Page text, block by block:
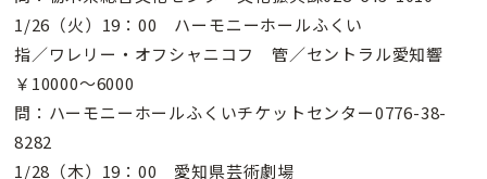
1/26（火）19：00 ハーモニーホールふくい
指／ワレリー・オフシャニコフ 管／セントラル愛知響
￥10000〜6000
問：ハーモニーホールふくいチケットセンター0776-38-
8282
1/28（木）19：00 愛知県芸術劇場